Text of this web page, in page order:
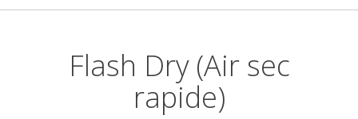
Flash Dry (Air sec
rapide)